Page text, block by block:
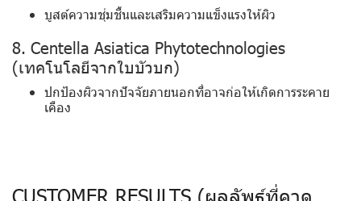
บูสต์ความชุ่มชื้นและเสริมความแข็งแรงให้ผิว
8. Centella Asiatica Phytotechnologies
(เทคโนโลยีจากใบบัวบก)
ปกป้องผิวจากปัจจัยภายนอกที่อาจก่อให้เกิดการระคาย
เคือง
CUSTOMER RESULTS (ผลลัพธ์ที่คาด